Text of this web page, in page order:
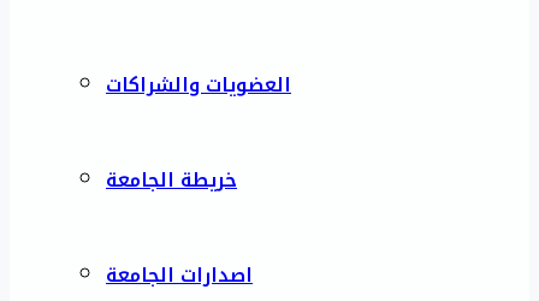
العضويات والشراكات
خريطة الجامعة
اصدارات الجامعة